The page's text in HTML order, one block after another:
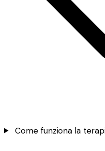
Come funziona la